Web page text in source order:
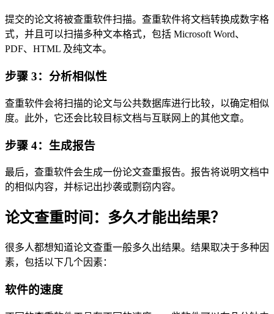
提交的论文将被查重软件扫描。查重软件将文档转换成数字格
式，并且可以扫描多种文本格式，包括 Microsoft Word、
PDF、HTML 及纯文本。
步骤 3：分析相似性
查重软件会将扫描的论文与公共数据库进行比较，以确定相似
度。此外，它还会比较目标文档与互联网上的其他文章。
步骤 4：生成报告
最后，查重软件会生成一份论文查重报告。报告将说明文档中
的相似内容，并标记出抄袭或剽窃内容。
论文查重时间：多久才能出结果？
很多人都想知道论文查重一般多久出结果。结果取决于多种因
素，包括以下几个因素：
软件的速度